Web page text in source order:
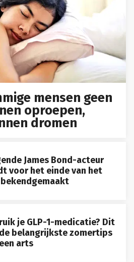
mensen geen
oproepen,
dromen
James Bond-acteur
voor het einde van het
je GLP-1-medicatie? Dit
belangrijkste zomertips
arts